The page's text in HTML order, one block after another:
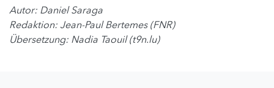
Autor: Daniel Saraga
Redaktion: Jean-Paul Bertemes (FNR)
Übersetzung: Nadia Taouil (t9n.lu)